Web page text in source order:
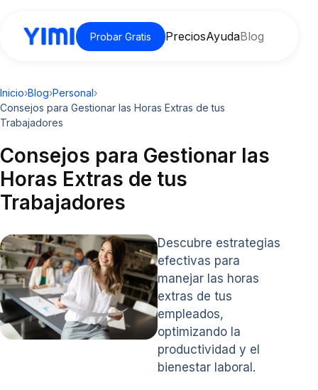
Probar Gratis PreciosAyudaBlog
Inicio›Blog›Personal›
Consejos para Gestionar las Horas Extras de tus
Trabajadores
Consejos para Gestionar las
Horas Extras de tus
Trabajadores
Descubre estrategias
efectivas para
manejar las horas
extras de tus
empleados,
optimizando la
productividad y el
bienestar laboral.